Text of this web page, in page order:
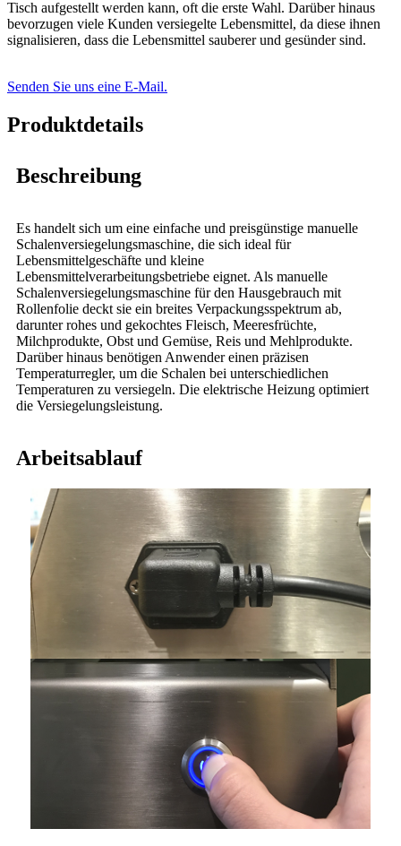
Tisch aufgestellt werden kann, oft die erste Wahl. Darüber hinaus
bevorzugen viele Kunden versiegelte Lebensmittel, da diese ihnen
signalisieren, dass die Lebensmittel sauberer und gesünder sind.
Senden Sie uns eine E-Mail.
Produktdetails
Beschreibung
Es handelt sich um eine einfache und preisgünstige manuelle
Schalenversiegelungsmaschine, die sich ideal für
Lebensmittelgeschäfte und kleine
Lebensmittelverarbeitungsbetriebe eignet. Als manuelle
Schalenversiegelungsmaschine für den Hausgebrauch mit
Rollenfolie deckt sie ein breites Verpackungsspektrum ab,
darunter rohes und gekochtes Fleisch, Meeresfrüchte,
Milchprodukte, Obst und Gemüse, Reis und Mehlprodukte.
Darüber hinaus benötigen Anwender einen präzisen
Temperaturregler, um die Schalen bei unterschiedlichen
Temperaturen zu versiegeln. Die elektrische Heizung optimiert
die Versiegelungsleistung.
Arbeitsablauf